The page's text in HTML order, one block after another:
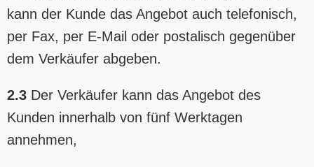
kann der Kunde das Angebot auch telefonisch,
per Fax, per E-Mail oder postalisch gegenüber
dem Verkäufer abgeben.
2.3 Der Verkäufer kann das Angebot des
Kunden innerhalb von fünf Werktagen
annehmen,